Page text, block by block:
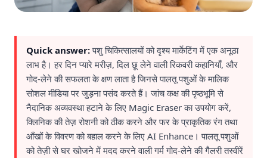
Quick answer:पशु चिकित्सालयों को दृश्य मार्केटिंग में एक अनूठा
लाभ है। हर दिन प्यारे मरीज़, दिल छू लेने वाली रिकवरी कहानियाँ, और
गोद-लेने की सफलता के क्षण लाता है जिनसे पालतू पशुओं के मालिक
सोशल मीडिया पर जुड़ना पसंद करते हैं। जांच कक्ष की पृष्ठभूमि से
नैदानिक अव्यवस्था हटाने के लिए Magic Eraser का उपयोग करें,
क्लिनिक की तेज़ रोशनी को ठीक करने और फर के प्राकृतिक रंग तथा
आँखों के विवरण को बहाल करने के लिए AI Enhance। पालतू पशुओं
को तेज़ी से घर खोजने में मदद करने वाली गर्म गोद-लेने की गैलरी तस्वीरें